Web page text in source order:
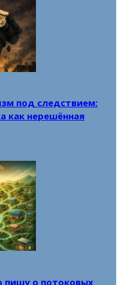
под следствием:
как нерешённая
пишу о потоковых